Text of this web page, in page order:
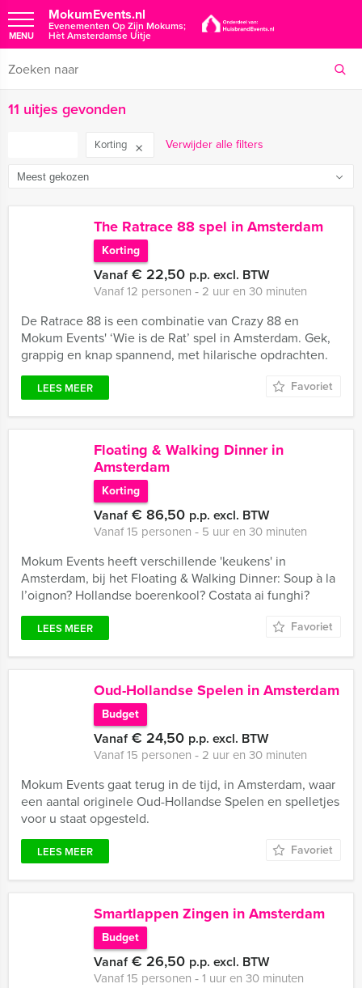
MokumEvents.nl
Evenementen Op Zijn Mokums;
Hèt Amsterdamse Uitje
MENU
11 uitjes gevonden
Korting Verwijder alle filters
The Ratrace 88 spel in Amsterdam
Korting
Vanaf€ 22,50 p.p. excl. BTW
Vanaf 12 personen ‐ 2 uur en 30 minuten
De Ratrace 88 is een combinatie van Crazy 88 en
Mokum Events' ‘Wie is de Rat’ spel in Amsterdam. Gek,
grappig en knap spannend, met hilarische opdrachten.
LEES MEER Favoriet
Floating & Walking Dinner in
Amsterdam
Korting
Vanaf€ 86,50 p.p. excl. BTW
Vanaf 15 personen ‐ 5 uur en 30 minuten
Mokum Events heeft verschillende 'keukens' in
Amsterdam, bij het Floating & Walking Dinner: Soup à la
l’oignon? Hollandse boerenkool? Costata ai funghi?
LEES MEER Favoriet
Oud-Hollandse Spelen in Amsterdam
Budget
Vanaf€ 24,50 p.p. excl. BTW
Vanaf 15 personen ‐ 2 uur en 30 minuten
Mokum Events gaat terug in de tijd, in Amsterdam, waar
een aantal originele Oud-Hollandse Spelen en spelletjes
voor u staat opgesteld.
LEES MEER Favoriet
Smartlappen Zingen in Amsterdam
Budget
Vanaf€ 26,50 p.p. excl. BTW
Vanaf 15 personen ‐ 1 uur en 30 minuten